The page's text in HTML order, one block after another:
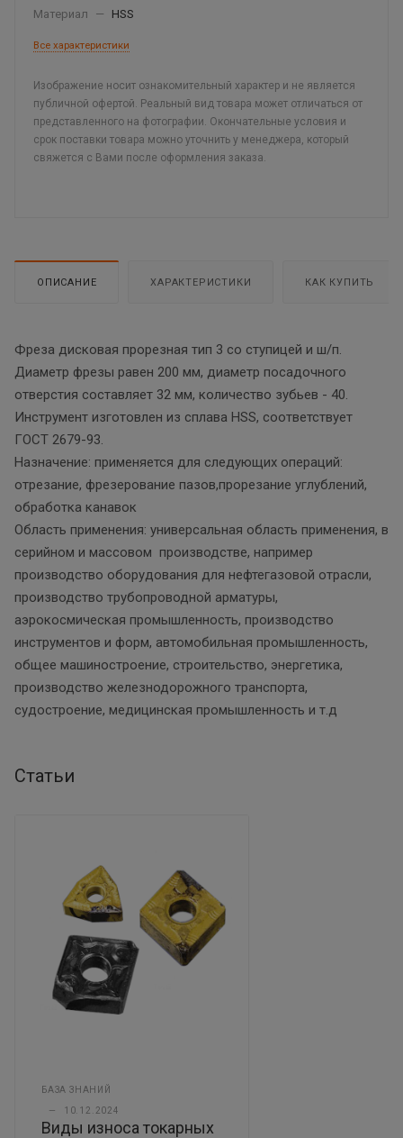
Материал
— HSS
Все характеристики
Изображение носит ознакомительный характер и не является
публичной офертой. Реальный вид товара может отличаться от
представленного на фотографии. Окончательные условия и
срок поставки товара можно уточнить у менеджера, который
свяжется с Вами после оформления заказа.
ОПИСАНИЕ ХАРАКТЕРИСТИКИ КАК КУПИТЬ
Фреза дисковая прорезная тип 3 со ступицей и ш/п.
Диаметр фрезы равен 200 мм, диаметр посадочного
отверстия составляет 32 мм, количество зубьев - 40.
Инструмент изготовлен из сплава HSS, соответствует
ГОСТ 2679-93.
Назначение: применяется для следующих операций:
отрезание, фрезерование пазов,прорезание углублений,
обработка канавок
Область применения: универсальная область применения, в
серийном и массовом производстве, например
производство оборудования для нефтегазовой отрасли,
производство трубопроводной арматуры,
аэрокосмическая промышленность, производство
инструментов и форм, автомобильная промышленность,
общее машиностроение, строительство, энергетика,
производство железнодорожного транспорта,
судостроение, медицинская промышленность и т.д
Статьи
БАЗА ЗНАНИЙ
— 10.12.2024
Виды износа токарных